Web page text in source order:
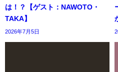
は！？【ゲスト：NAWOTO・
TAKA】
2026年7月5日